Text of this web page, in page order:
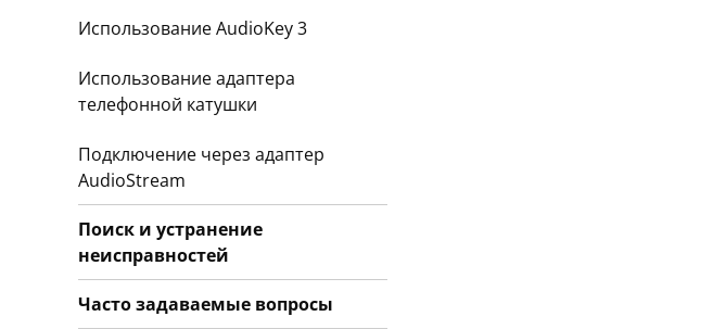
Использование AudioKey 3
Использование адаптера
телефонной катушки
Подключение через адаптер
AudioStream
Поиск и устранение
неисправностей
Часто задаваемые вопросы